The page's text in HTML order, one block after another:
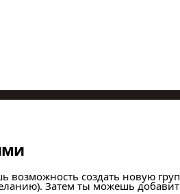
возможность создать новую
Затем ты можешь